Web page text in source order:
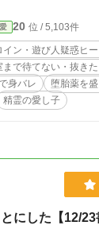
20 位 / 5,103件
イン・遊び人疑惑ヒ
まで待てない・抜き
身バレ
堕胎薬を
精霊の愛し子
にした【12/23